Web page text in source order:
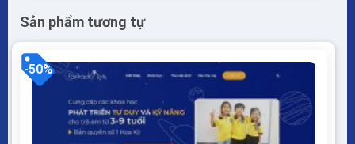
Sản phẩm tương tự
-50%